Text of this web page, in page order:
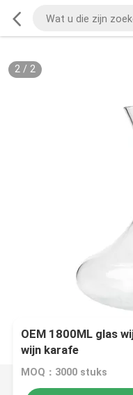
2/ 2
OEM 1800ML glas
wijn karafe
MOQ：3000 stuks